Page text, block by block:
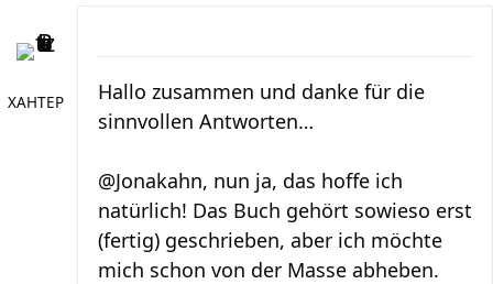
XAHTEP
Hallo zusammen und danke für die
sinnvollen Antworten…
@Jonakahn, nun ja, das hoffe ich
natürlich! Das Buch gehört sowieso erst
(fertig) geschrieben, aber ich möchte
mich schon von der Masse abheben.